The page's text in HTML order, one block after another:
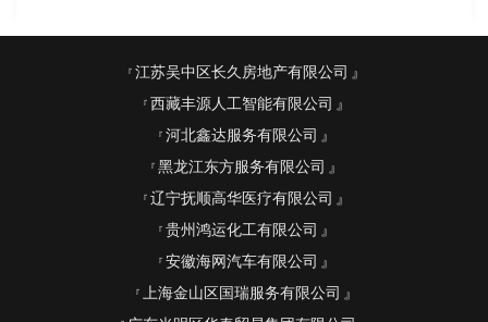
江苏吴中区长久房地产有限公司
西藏丰源人工智能有限公司
河北鑫达服务有限公司
黑龙江东方服务有限公司
辽宁抚顺高华医疗有限公司
贵州鸿运化工有限公司
安徽海网汽车有限公司
上海金山区国瑞服务有限公司